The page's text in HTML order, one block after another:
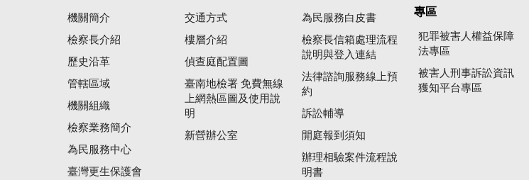
機關簡介
檢察長介紹
歷史沿革
管轄區域
機關組織
檢察業務簡介
為民服務中心
臺灣更生保護會
交通方式
樓層介紹
偵查庭配置圖
臺南地檢署 免費無線
上網熱區圖及使用說
明
新營辦公室
為民服務白皮書
檢察長信箱處理流程
說明與登入連結
法律諮詢服務線上預
約
訴訟輔導
開庭報到須知
辦理相驗案件流程說
明書
專區
犯罪被害人權益保障
法專區
被害人刑事訴訟資訊
獲知平台專區